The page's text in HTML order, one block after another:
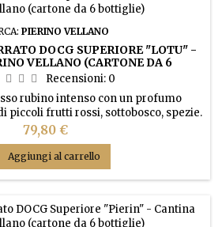
PIERINO VELLANO
DOCG SUPERIORE "LOTU" -
VELLANO (CARTONE DA 6
BOTTIGLIE)
Recensioni: 0
rubino intenso con un profumo
piccoli frutti rossi, sottobosco, spezie.
con un finale prolungato sorretto
piacevole freschezza
Prezzo
79,80 €
Aggiungi al carrello